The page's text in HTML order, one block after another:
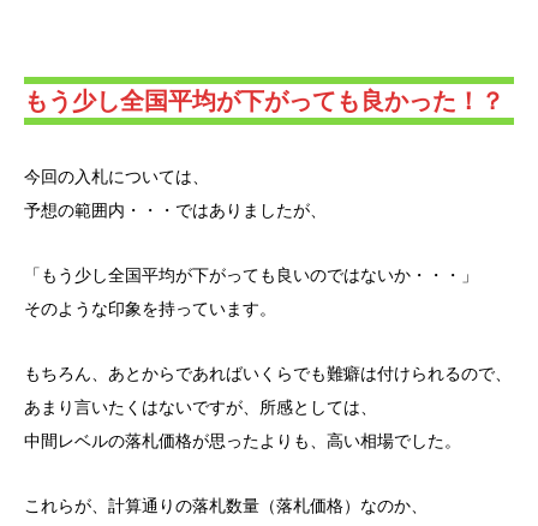
もう少し全国平均が下がっても良かった！？
今回の入札については、
予想の範囲内・・・ではありましたが、
「もう少し全国平均が下がっても良いのではないか・・・」
そのような印象を持っています。
もちろん、あとからであればいくらでも難癖は付けられるので、
あまり言いたくはないですが、所感としては、
中間レベルの落札価格が思ったよりも、高い相場でした。
これらが、計算通りの落札数量（落札価格）なのか、